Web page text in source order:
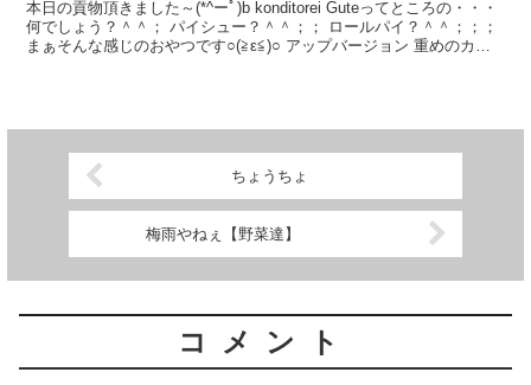
本日の貢物頂きました～(*^ーﾟ)b konditorei Guteってところの・・・
何でしょう？＾＾； パイシュー？＾＾；； ロールパイ？＾＾；；；
まぁそんな感じのおやつです○(≧ε≦)○ アップバージョン 重めのカス
ちょうちょ
梅雨やねぇ【野菜達】
コメント